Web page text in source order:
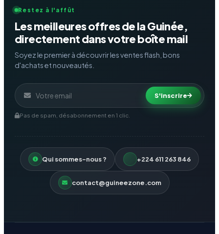
Restez à l'affût
Les meilleures offres de la Guinée,
directement dans votre boîte mail
Soyez le premier à découvrir les ventes flash, bons
d'achats et nouveautés.
S'inscrire
Pas de spam, désabonnement en 1 clic.
Qui sommes-nous ? +224 611 263 846
contact@guineezone.com